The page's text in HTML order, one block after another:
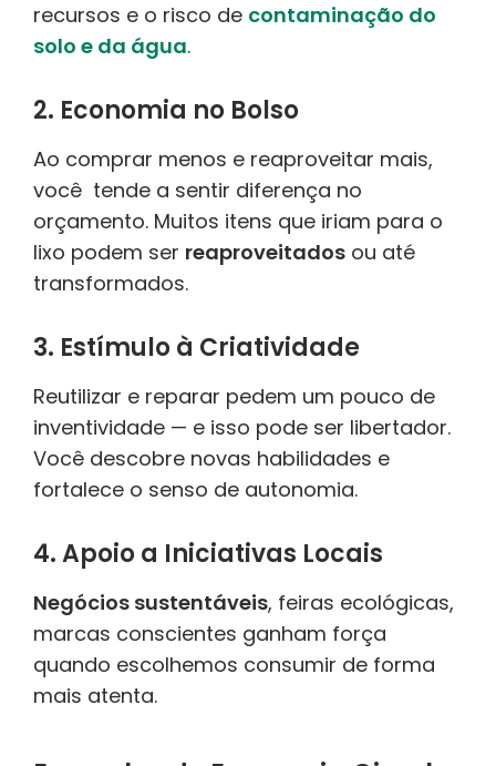
recursos e o risco de contaminação do
solo e da água.
2. Economia no Bolso
Ao comprar menos e reaproveitar mais,
você tende a sentir diferença no
orçamento. Muitos itens que iriam para o
lixo podem ser reaproveitados ou até
transformados.
3. Estímulo à Criatividade
Reutilizar e reparar pedem um pouco de
inventividade — e isso pode ser libertador.
Você descobre novas habilidades e
fortalece o senso de autonomia.
4. Apoio a Iniciativas Locais
Negócios sustentáveis, feiras ecológicas,
marcas conscientes ganham força
quando escolhemos consumir de forma
mais atenta.